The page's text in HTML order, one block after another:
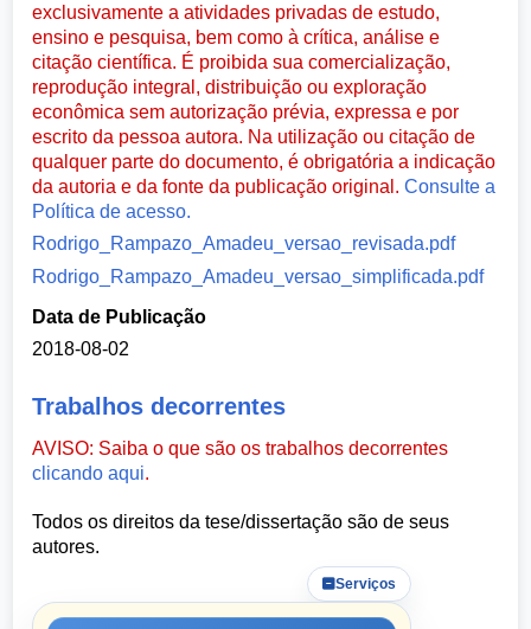
exclusivamente a atividades privadas de estudo,
ensino e pesquisa, bem como à crítica, análise e
citação científica. É proibida sua comercialização,
reprodução integral, distribuição ou exploração
econômica sem autorização prévia, expressa e por
escrito da pessoa autora. Na utilização ou citação de
qualquer parte do documento, é obrigatória a indicação
da autoria e da fonte da publicação original.Consulte a
Política de acesso.
Rodrigo_Rampazo_Amadeu_versao_revisada.pdf
Rodrigo_Rampazo_Amadeu_versao_simplificada.pdf
Data de Publicação
2018-08-02
Trabalhos decorrentes
AVISO: Saiba o que são os trabalhos decorrentes
clicando aqui.
Todos os direitos da tese/dissertação são de seus
autores.
Serviços